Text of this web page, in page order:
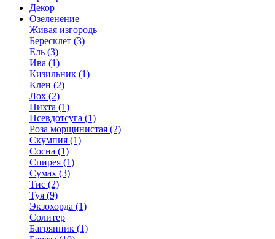
Декор
Озеленение
Живая изгородь
Бересклет (3)
Ель (3)
Ива (1)
Кизильник (1)
Клен (2)
Лох (2)
Пихта (1)
Псевдотсуга (1)
Роза морщинистая (2)
Скумпия (1)
Сосна (1)
Спирея (1)
Сумах (3)
Тис (2)
Туя (9)
Экзохорда (1)
Солитер
Багрянник (1)